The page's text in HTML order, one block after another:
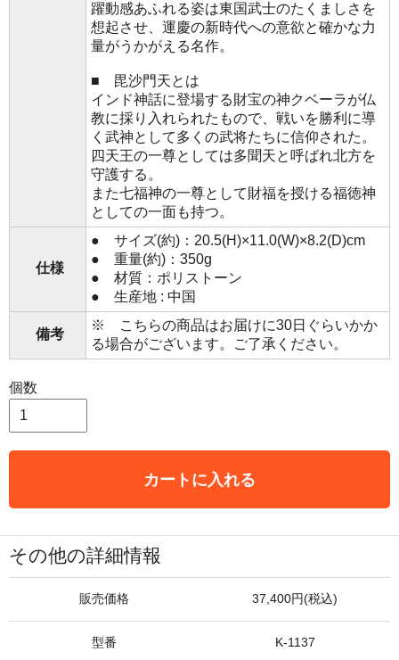
躍動感あふれる姿は東国武士のたくましさを
想起させ、運慶の新時代への意欲と確かな力
量がうかがえる名作。
■ 毘沙門天とは
インド神話に登場する財宝の神クベーラが仏
教に採り入れられたもので、戦いを勝利に導
く武神として多くの武将たちに信仰された。
四天王の一尊としては多聞天と呼ばれ北方を
守護する。
また七福神の一尊として財福を授ける福徳神
としての一面も持つ。
仕様
● サイズ(約)：20.5(H)×11.0(W)×8.2(D)cm
● 重量(約)：350g
● 材質：ポリストーン
● 生産地 : 中国
備考
※ こちらの商品はお届けに30日ぐらいかか
る場合がございます。ご了承ください。
個数
カートに入れる
その他の詳細情報
販売価格 37,400円(税込)
型番 K-1137